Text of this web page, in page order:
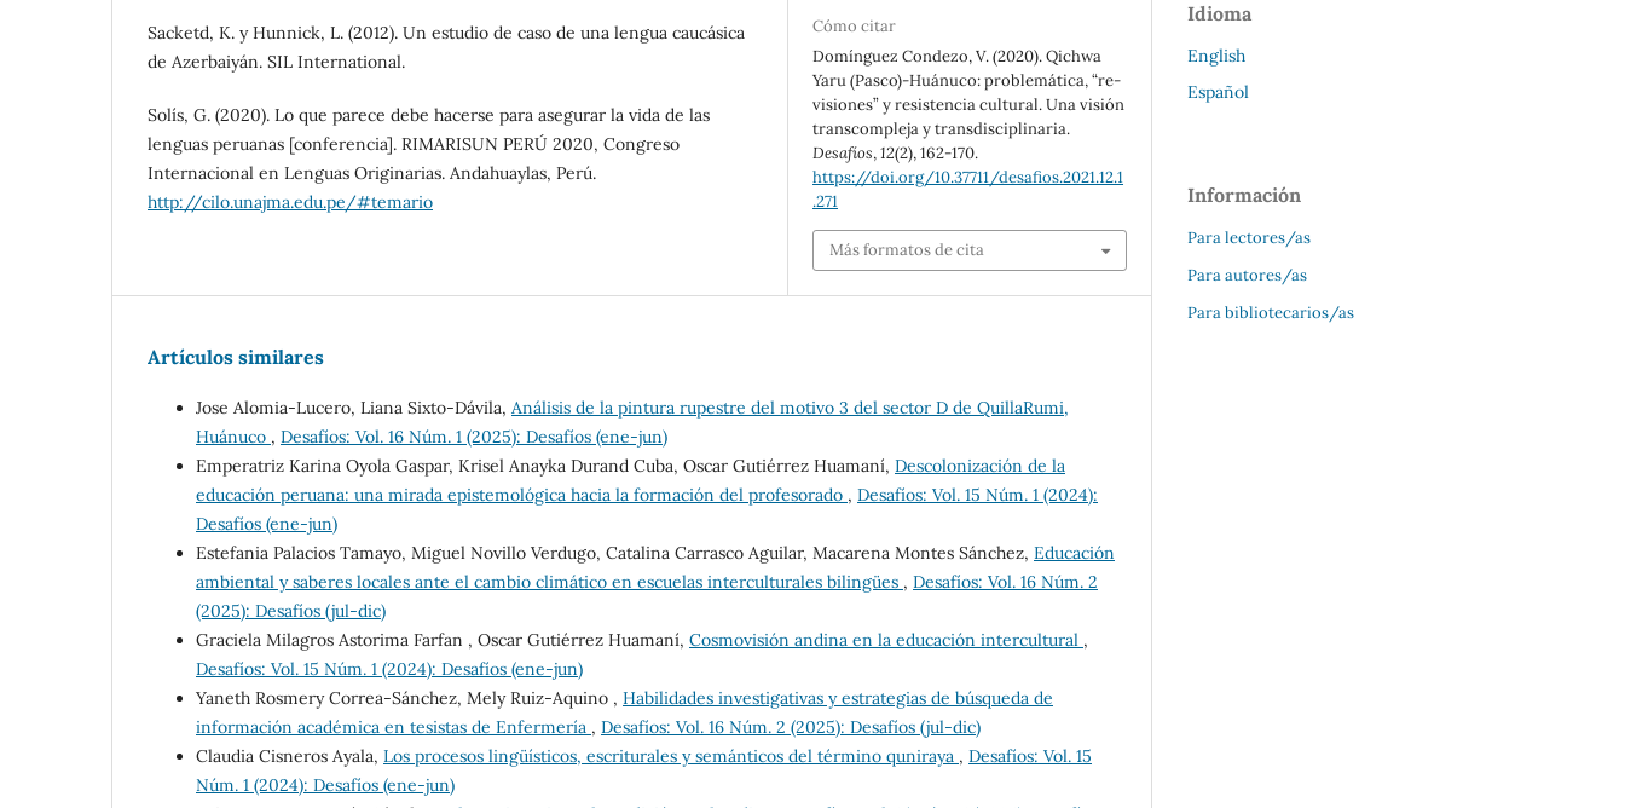
Sacketd, K. y Hunnick, L. (2012). Un estudio de caso de una lengua caucásica
de Azerbaiyán. SIL International.
Solís, G. (2020). Lo que parece debe hacerse para asegurar la vida de las
lenguas peruanas [conferencia]. RIMARISUN PERÚ 2020, Congreso
Internacional en Lenguas Originarias. Andahuaylas, Perú.
http://cilo.unajma.edu.pe/#temario
Cómo citar
Domínguez Condezo, V. (2020). Qichwa
Yaru (Pasco)-Huánuco: problemática, “re-
visiones” y resistencia cultural. Una visión
transcompleja y transdisciplinaria.
Desafíos,12(2), 162-170.
https://doi.org/10.37711/desafios.2021.12.1
.271
Más formatos de cita
Artículos similares
Jose Alomia-Lucero, Liana Sixto-Dávila, Análisis de la pintura rupestre del motivo 3 del sector D de QuillaRumi,
Huánuco , Desafíos: Vol. 16 Núm. 1 (2025): Desafíos (ene-jun)
Emperatriz Karina Oyola Gaspar, Krisel Anayka Durand Cuba, Oscar Gutiérrez Huamaní, Descolonización de la
educación peruana: una mirada epistemológica hacia la formación del profesorado , Desafíos: Vol. 15 Núm. 1 (2024):
Desafíos (ene-jun)
Estefania Palacios Tamayo, Miguel Novillo Verdugo, Catalina Carrasco Aguilar, Macarena Montes Sánchez, Educación
ambiental y saberes locales ante el cambio climático en escuelas interculturales bilingües , Desafíos: Vol. 16 Núm. 2
(2025): Desafíos (jul-dic)
Graciela Milagros Astorima Farfan , Oscar Gutiérrez Huamaní, Cosmovisión andina en la educación intercultural ,
Desafíos: Vol. 15 Núm. 1 (2024): Desafíos (ene-jun)
Yaneth Rosmery Correa-Sánchez, Mely Ruiz-Aquino , Habilidades investigativas y estrategias de búsqueda de
información académica en tesistas de Enfermería , Desafíos: Vol. 16 Núm. 2 (2025): Desafíos (jul-dic)
Claudia Cisneros Ayala, Los procesos lingüísticos, escriturales y semánticos del término quniraya , Desafíos: Vol. 15
Núm. 1 (2024): Desafíos (ene-jun)
Idioma
English
Español
Información
Para lectores/as
Para autores/as
Para bibliotecarios/as